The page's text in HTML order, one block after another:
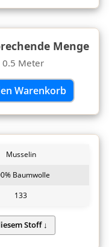
Menge
Meter
Warenkorb
Musselin
Baumwolle
133